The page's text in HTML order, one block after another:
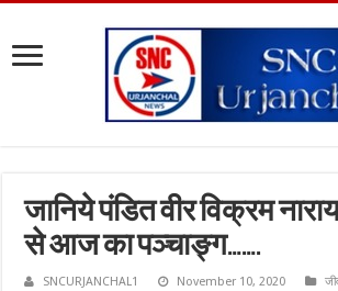
जानिये पंडित वीर विक्रम
से आज का पञ्चाङ्ग…….
SNCURJANCHAL1 November 10, 2020